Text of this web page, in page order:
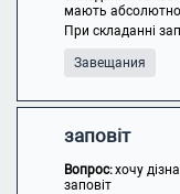
мають абсолютно
При складанні
Завещания
заповіт
Вопрос:хочу
заповіт